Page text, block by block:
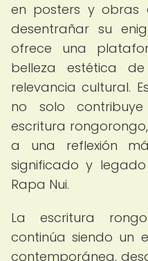
en posters y obras
desentrañar su
ofrece una
belleza estética
relevancia cultural.
no solo
escritura
a una reflexión
significado y
Rapa Nui.
La escritura
continúa siendo un
contemporánea,